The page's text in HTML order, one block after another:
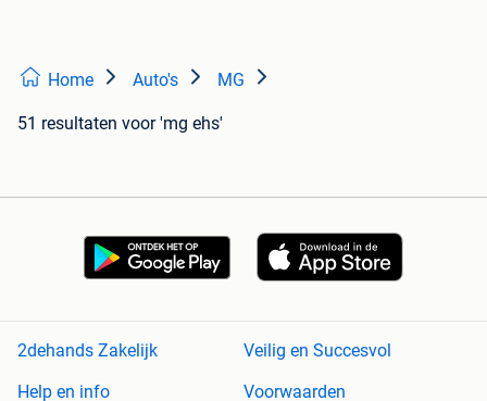
Home Auto's MG
51 resultaten voor 'mg ehs'
2dehands Zakelijk
Veilig en Succesvol
Help en info
Voorwaarden